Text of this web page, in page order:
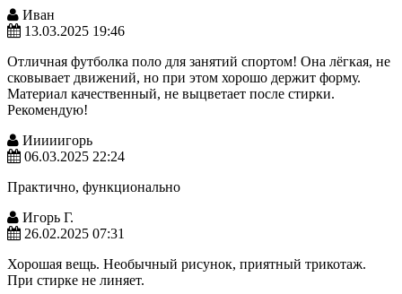
Иван
13.03.2025 19:46
Отличная футболка поло для занятий спортом! Она лёгкая, не
сковывает движений, но при этом хорошо держит форму.
Материал качественный, не выцветает после стирки.
Рекомендую!
Ииииигорь
06.03.2025 22:24
Практично, функционально
Игорь Г.
26.02.2025 07:31
Хорошая вещь. Необычный рисунок, приятный трикотаж.
При стирке не линяет.